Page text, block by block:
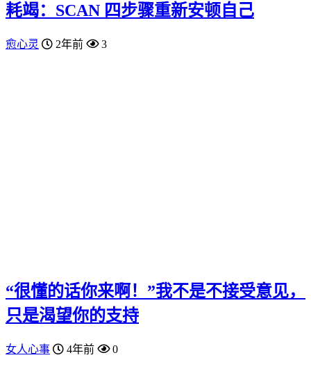
耗竭：SCAN 四步骤重新安顿自己
愈心灵 2年前 3
“很懂的话你来啊！”我不是不接受意见，
只是渴望你的支持
女人心事 4年前 0